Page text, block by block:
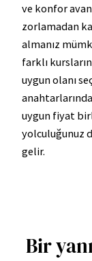
ve konfor
zorlamadan
almanız
farklı
uygun olanı
uygun fiyat
yolculuğunuz
gelir.
Bir